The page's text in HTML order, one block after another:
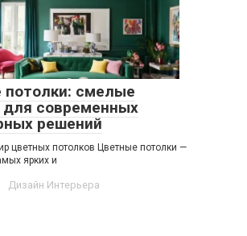
смелые
современных
решений
цветных потолков Цветные потолки —
ярких и
Дизайн Интерьера